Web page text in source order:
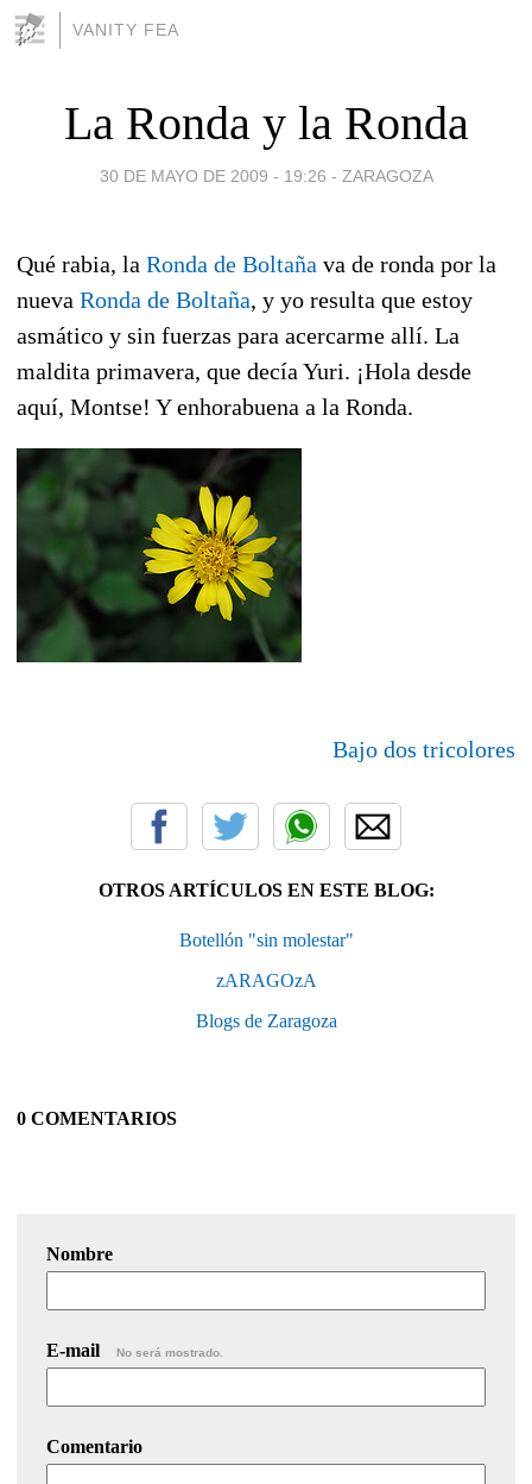
VANITY FEA
La Ronda y la Ronda
30 DE MAYO DE 2009 - 19:26 - ZARAGOZA
Qué rabia, la Ronda de Boltaña va de ronda por la
nueva Ronda de Boltaña, y yo resulta que estoy
asmático y sin fuerzas para acercarme allí. La
maldita primavera, que decía Yuri. ¡Hola desde
aquí, Montse! Y enhorabuena a la Ronda.
Bajo dos tricolores
OTROS ARTÍCULOS EN ESTE BLOG:
Botellón "sin molestar"
zARAGOzA
Blogs de Zaragoza
0 COMENTARIOS
Nombre
E-mail No será mostrado.
Comentario